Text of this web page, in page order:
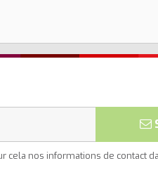
nos informations de contact